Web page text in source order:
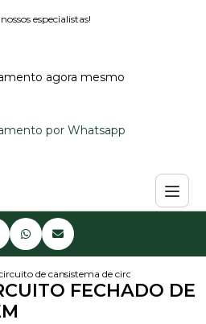
especialistas!
agora mesmo
por Whatsapp
de camerassistema de circuito fechado de
FECHADO DE